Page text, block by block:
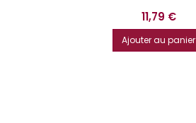
Prix
11,79 €
Ajouter au panier